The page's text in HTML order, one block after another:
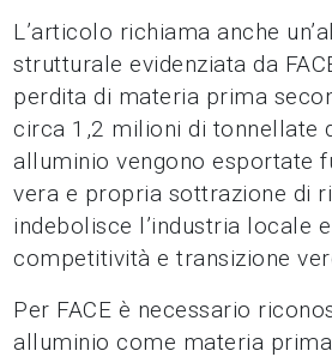
L’articolo richiama anche
strutturale evidenziata da
perdita di materia prima
circa 1,2 milioni di tonnellate
alluminio vengono esportate
vera e propria sottrazione di
indebolisce l’industria locale
competitività e transizione
Per FACE è necessario
alluminio come materia